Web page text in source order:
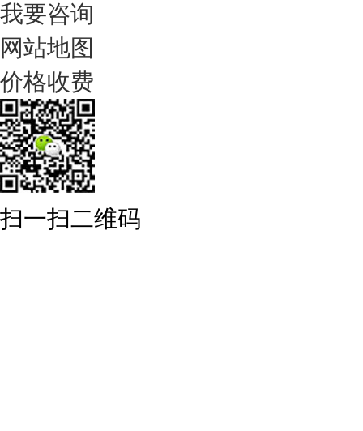
我要咨询
网站地图
价格收费
扫一扫二维码